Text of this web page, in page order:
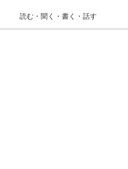
読む・聞く・書く・話す